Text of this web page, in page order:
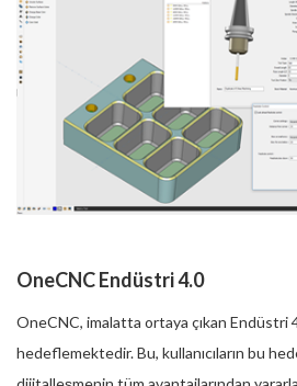
OneCNC Endüstri 4.0
OneCNC, imalatta ortaya çıkan Endüstri
hedeflemektedir. Bu, kullanıcıların bu